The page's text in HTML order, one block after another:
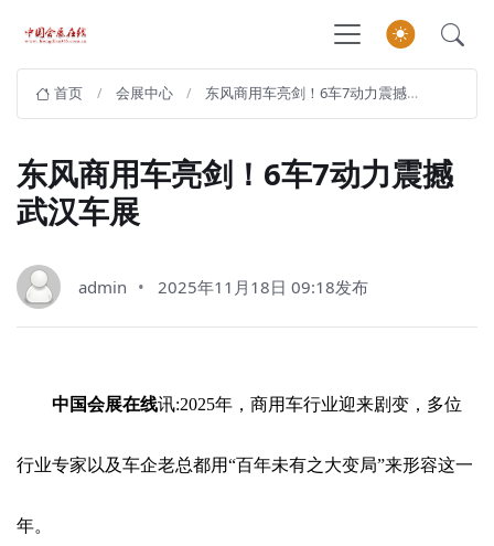
首页 会展中心 东风商用车亮剑！6车7动力震撼武汉车展
东风商用车亮剑！6车7动力震撼
武汉车展
admin 2025年11月18日 09:18发布
中国会展在线讯:2025年，商用车行业迎来剧变，多位
行业专家以及车企老总都用“百年未有之大变局”来形容这一
年。